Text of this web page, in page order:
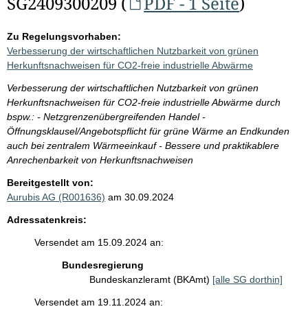
Zu Regelungsvorhaben:
Verbesserung der wirtschaftlichen Nutzbarkeit von grünen
Herkunftsnachweisen für CO2-freie industrielle Abwärme
Verbesserung der wirtschaftlichen Nutzbarkeit von grünen
Herkunftsnachweisen für CO2-freie industrielle Abwärme durch
bspw.: - Netzgrenzenübergreifenden Handel -
Öffnungsklausel/Angebotspflicht für grüne Wärme an Endkunden
auch bei zentralem Wärmeeinkauf - Bessere und praktikablere
Anrechenbarkeit von Herkunftsnachweisen
Bereitgestellt von:
Aurubis AG (R001636) am 30.09.2024
Adressatenkreis:
Versendet am 15.09.2024 an:
Bundesregierung
Bundeskanzleramt (BKAmt) [alle SG dorthin]
Versendet am 19.11.2024 an: